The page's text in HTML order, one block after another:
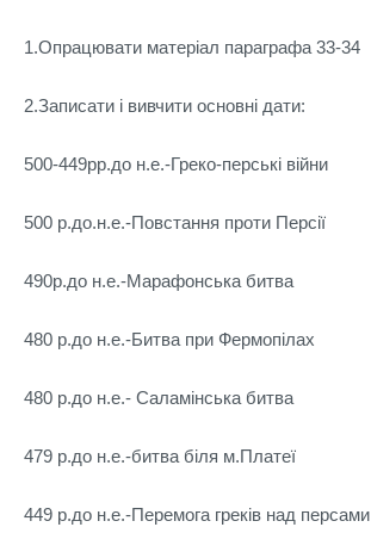
1.Опрацювати матеріал параграфа 33-34
2.Записати і вивчити основні дати:
500-449рр.до н.е.-Греко-перські війни
500 р.до.н.е.-Повстання проти Персії
490р.до н.е.-Марафонська битва
480 р.до н.е.-Битва при Фермопілах
480 р.до н.е.- Саламінська битва
479 р.до н.е.-битва біля м.Платеї
449 р.до н.е.-Перемога греків над персами